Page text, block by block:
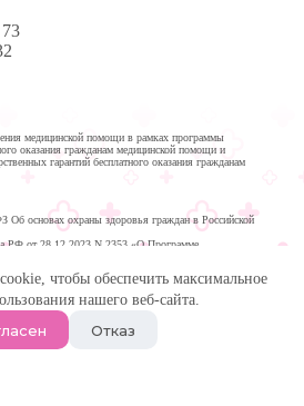
чтобы обеспечить максимальное
нашего веб-сайта.
Отказ
медицинской помощи в рамках программы
оказания гражданам медицинской помощи и
гарантий бесплатного оказания гражданам
основах охраны здоровья граждан в Российской
РФ от 28.12.2023 N 2353 «О Программе
бесплатного оказания гражданам медицинской
2024 год и на плановый период 2025 и 2026 годов
| Многопрофильная клиника в